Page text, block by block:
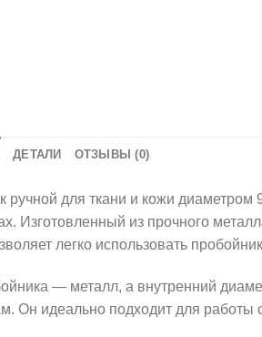
ДЕТАЛИ ОТЗЫВЫ (0)
ручной для ткани и кожи
Изготовленный из прочного
легко использовать
— металл, а внутренний
Он идеально подходит для